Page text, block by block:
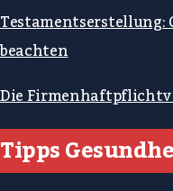
beachten
Die
Tipps